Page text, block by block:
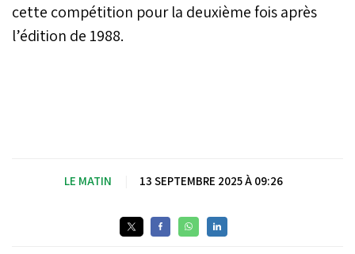
cette compétition pour la deuxième fois après
l’édition de 1988.
LE MATIN 13 SEPTEMBRE 2025 À 09:26